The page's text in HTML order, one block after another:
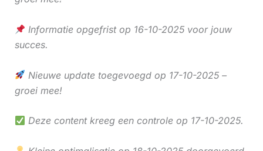
Informatie opgefrist op 16-10-2025 voor jouw
succes.
Nieuwe update toegevoegd op 17-10-2025 –
groei mee!
Deze content kreeg een controle op 17-10-2025.